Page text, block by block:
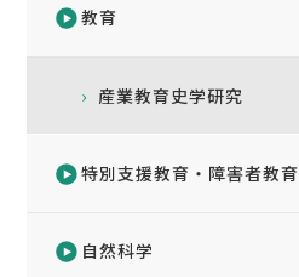
教育
産業教育史学研究
特別支援教育・障害者教育
自然科学